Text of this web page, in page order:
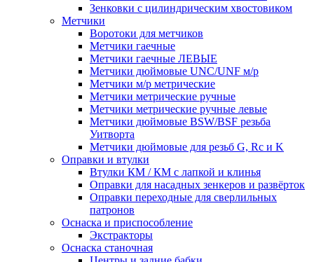
Зенковки с цилиндрическим хвостовиком
Метчики
Воротоки для метчиков
Метчики гаечные
Метчики гаечные ЛЕВЫЕ
Метчики дюймовые UNC/UNF м/р
Метчики м/р метрические
Метчики метрические ручные
Метчики метрические ручные левые
Метчики дюймовые BSW/BSF резьба
Уитворта
Метчики дюймовые для резьб G, Rc и K
Оправки и втулки
Втулки КМ / КМ с лапкой и клинья
Оправки для насадных зенкеров и развёрток
Оправки переходные для сверлильных
патронов
Оснаска и приспособление
Экстракторы
Оснаска станочная